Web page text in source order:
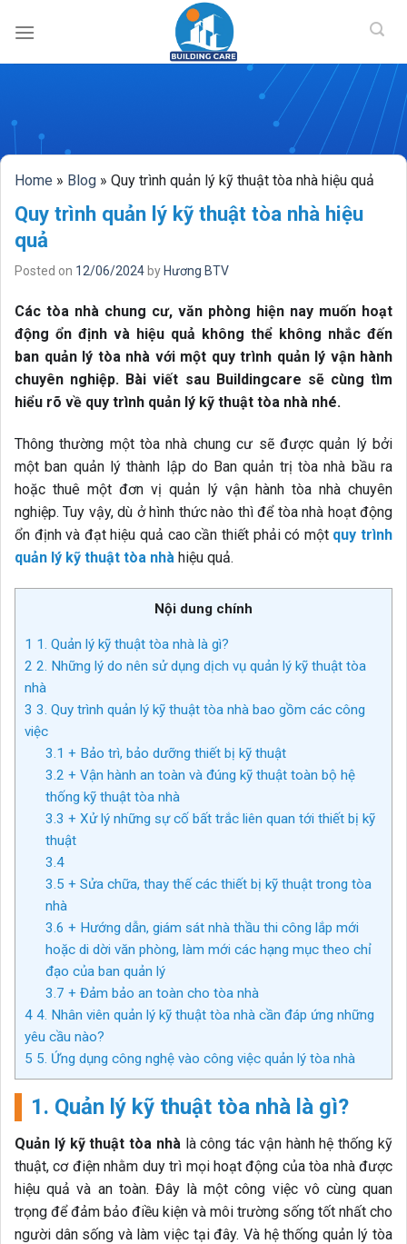
BUILDING
Home » Blog » Quy trình quản lý kỹ thuật tòa nhà hiệu quả
Quy trình quản lý kỹ thuật tòa nhà hiệu
quả
Posted on 12/06/2024 by Hương BTV
Các tòa nhà chung cư, văn phòng hiện nay muốn hoạt
động ổn định và hiệu quả không thể không nhắc đến
ban quản lý tòa nhà với một quy trình quản lý vận hành
chuyên nghiệp. Bài viết sau Buildingcare sẽ cùng tìm
hiểu rõ về quy trình quản lý kỹ thuật tòa nhà nhé.
Thông thường một tòa nhà chung cư sẽ được quản lý bởi
một ban quản lý thành lập do Ban quản trị tòa nhà bầu ra
hoặc thuê một đơn vị quản lý vận hành tòa nhà chuyên
nghiệp. Tuy vậy, dù ở hình thức nào thì để tòa nhà hoạt động
ổn định và đạt hiệu quả cao cần thiết phải có một quy trình
quản lý kỹ thuật tòa nhà hiệu quả.
Nội dung chính
1 1. Quản lý kỹ thuật tòa nhà là gì?
2 2. Những lý do nên sử dụng dịch vụ quản lý kỹ thuật tòa
nhà
3 3. Quy trình quản lý kỹ thuật tòa nhà bao gồm các công
việc
3.1 + Bảo trì, bảo dưỡng thiết bị kỹ thuật
3.2 + Vận hành an toàn và đúng kỹ thuật toàn bộ hệ
thống kỹ thuật tòa nhà
3.3 + Xử lý những sự cố bất trắc liên quan tới thiết bị kỹ
thuật
3.4
3.5 + Sửa chữa, thay thế các thiết bị kỹ thuật trong tòa
nhà
3.6 + Hướng dẫn, giám sát nhà thầu thi công lắp mới
hoặc di dời văn phòng, làm mới các hạng mục theo chỉ
đạo của ban quản lý
3.7 + Đảm bảo an toàn cho tòa nhà
4 4. Nhân viên quản lý kỹ thuật tòa nhà cần đáp ứng những
yêu cầu nào?
5 5. Ứng dụng công nghệ vào công việc quản lý tòa nhà
1. Quản lý kỹ thuật tòa nhà là gì?
Quản lý kỹ thuật tòa nhàlà công tác vận hành hệ thống kỹ
thuật, cơ điện nhằm duy trì mọi hoạt động của tòa nhà được
hiệu quả và an toàn. Đây là một công việc vô cùng quan
trọng để đảm bảo điều kiện và môi trường sống tốt nhất cho
người dân sống và làm việc tại đây. Và hệ thống quản lý tòa